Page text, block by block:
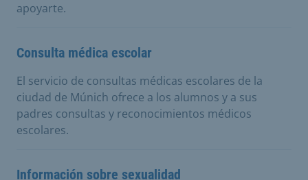
apoyarte.
Consulta médica escolar
El servicio de consultas médicas escolares de la
ciudad de Múnich ofrece a los alumnos y a sus
padres consultas y reconocimientos médicos
escolares.
Información sobre sexualidad